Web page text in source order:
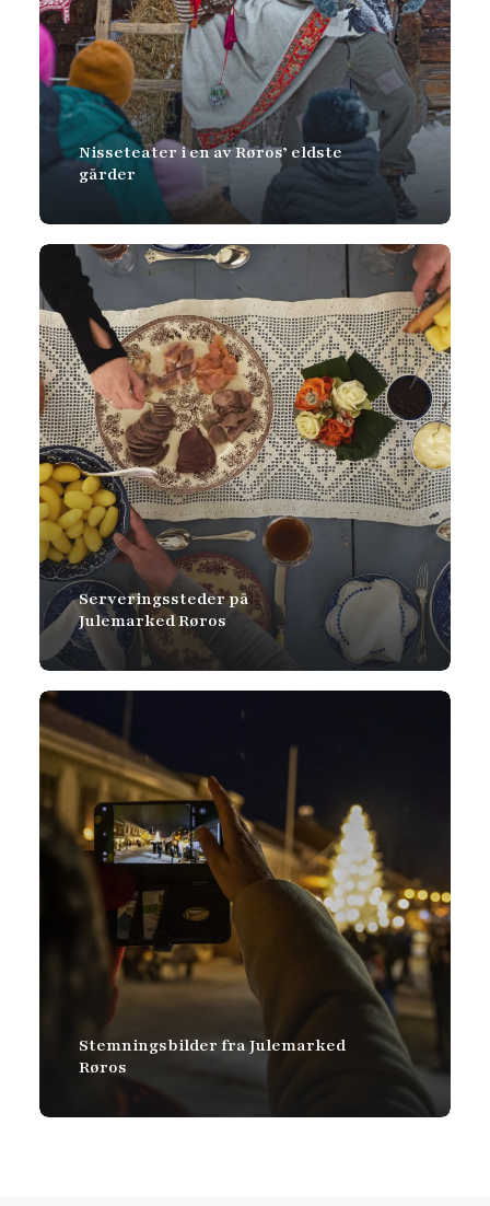
Nisseteater i en av Røros’ eldste
gårder
Serveringssteder på
Julemarked Røros
Stemningsbilder fra Julemarked
Røros